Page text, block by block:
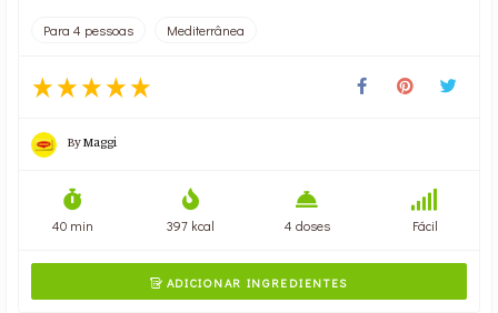
Para 4 pessoas Mediterrânea
ByMaggi
40 min 397 kcal 4 doses Fácil
ADICIONAR INGREDIENTES